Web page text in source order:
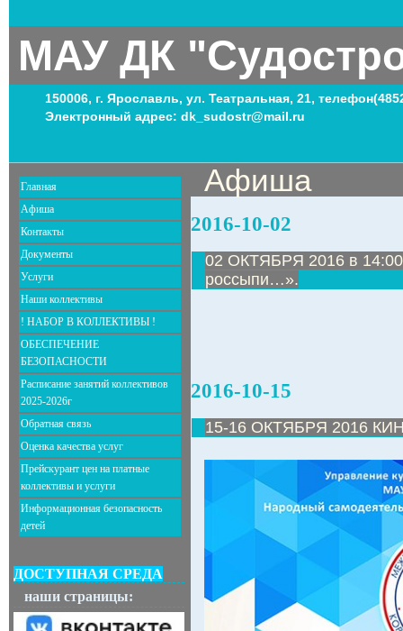
МАУ ДК
150006, г. Ярославль, ул. Театральная, 21,
Электронный адрес: dk_sudostr@mail.ru
Главная
Афиша
Контакты
Документы
Услуги
Наши коллективы
! НАБОР В КОЛЛЕКТИВЫ !
ОБЕСПЕЧЕНИЕ
БЕЗОПАСНОСТИ
Расписание занятий коллективов
2025-2026г
Обратная связь
Оценка качества услуг
Прейскурант цен на платные
коллективы и услуги
Информационная безопасность
детей
ДОСТУПНАЯ СРЕДА
наши страницы:
Афиша
2016-10-02
02 ОКТЯБРЯ 2016 в
россыпи…».
2016-10-15
15-16 ОКТЯБРЯ 2016